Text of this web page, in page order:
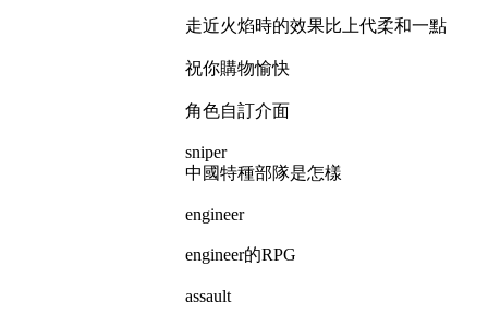
走近火焰時的效果比上代柔和一點
祝你購物愉快
角色自訂介面
sniper
中國特種部隊是怎樣
engineer
engineer的RPG
assault